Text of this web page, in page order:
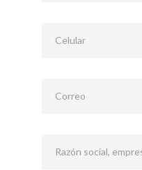
Celular
Correo
Razón social,